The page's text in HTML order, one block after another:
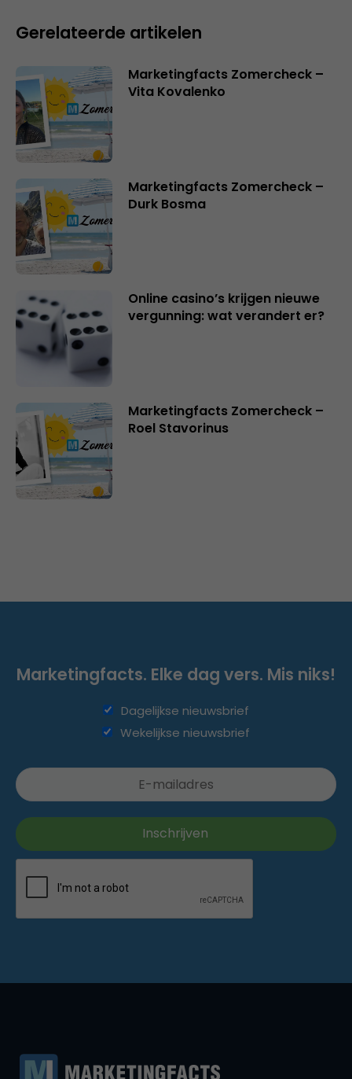
Gerelateerde artikelen
Marketingfacts Zomercheck –
Vita Kovalenko
Marketingfacts Zomercheck –
Durk Bosma
Online casino’s krijgen nieuwe
vergunning: wat verandert er?
Marketingfacts Zomercheck –
Roel Stavorinus
Marketingfacts. Elke dag vers. Mis niks!
Dagelijkse nieuwsbrief
Wekelijkse nieuwsbrief